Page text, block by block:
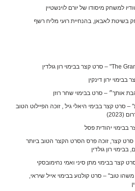
ירון דינקין
סרט קצר בבימי היאלי גיל , זוכה הפיילוט הטוב
סרט קצר, זוכה פרס הסרט הקצר הטוב ביותר
רון גולדין
משהו טוב" – סרט קולנוע בבימוי אייל שיראי,